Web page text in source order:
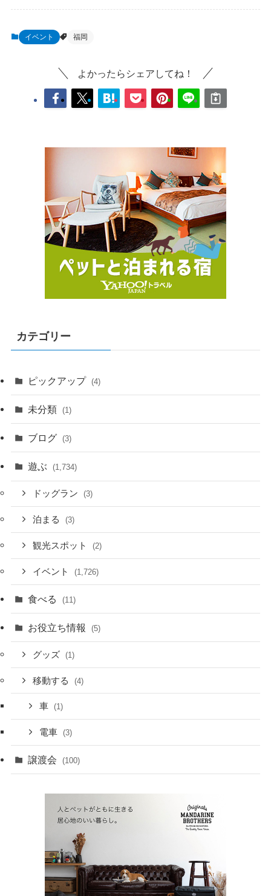
イベント 福岡
よかったらシェアしてね！
カテゴリー
ピックアップ (4)
未分類 (1)
ブログ (3)
遊ぶ (1,734)
ドッグラン (3)
泊まる (3)
観光スポット (2)
イベント (1,726)
食べる (11)
お役立ち情報 (5)
グッズ (1)
移動する (4)
車 (1)
電車 (3)
譲渡会 (100)